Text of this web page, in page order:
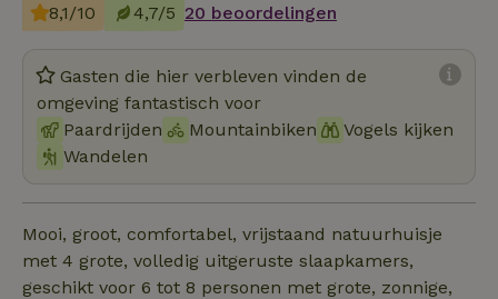
8,1/10 4,7/5 20 beoordelingen
Gasten die hier verbleven vinden de
omgeving fantastisch voor
Paardrijden
Mountainbiken
Vogels kijken
Wandelen
Mooi, groot, comfortabel, vrijstaand natuurhuisje
met 4 grote, volledig uitgeruste slaapkamers,
geschikt voor 6 tot 8 personen met grote, zonnige,